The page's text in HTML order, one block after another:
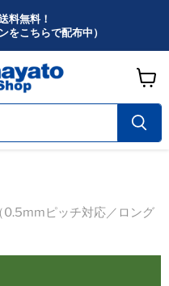
料無料！
をこちらで配布中）
ー
ト
を
0.5mmピッチ対応／ロング